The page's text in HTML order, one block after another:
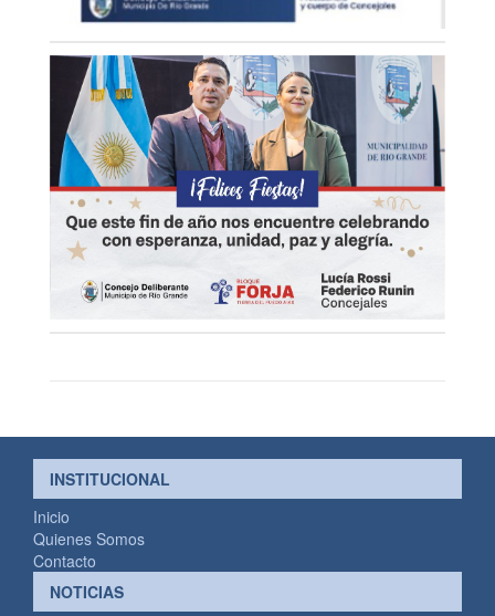
INSTITUCIONAL
Inicio
Quienes Somos
Contacto
NOTICIAS